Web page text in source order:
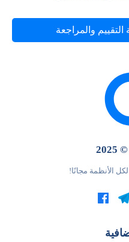
والمراجعة
الأنظمة مجانًا!